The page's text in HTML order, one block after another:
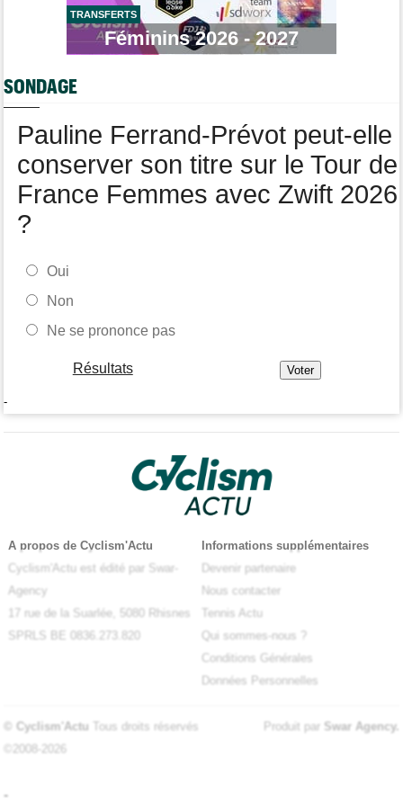
Lars Boom : "Célia Géry dit qu'elle n'a rien fait de mal"
Tour de France Femmes
Lorena Wiebes va ramener le maillot vert à Nice !
Tour de Pologne
TRANSFERTS
Féminins 2026 - 2027
SONDAGE
Pauline Ferrand-Prévot peut-elle
conserver son titre sur le Tour de
France Femmes avec Zwift 2026
?
Oui
Non
Ne se prononce pas
Résultats
-
A propos de Cyclism'Actu
Cyclism'Actu est édité par Swar-
Agency
17 rue de la Suarlée, 5080 Rhisnes
SPRLS BE 0836.273.820
Informations supplémentaires
Devenir partenaire
Nous contacter
Tennis Actu
Qui sommes-nous ?
Conditions Générales
Données Personnelles
© Cyclism'Actu Tous droits réservés
©2008-2026
Produit par Swar Agency.
-